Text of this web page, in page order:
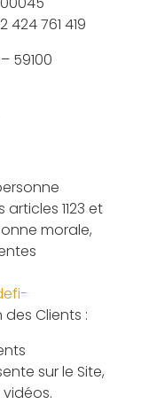
424 761 419
59100
1123 et
morale,
Clients :
sur le Site,